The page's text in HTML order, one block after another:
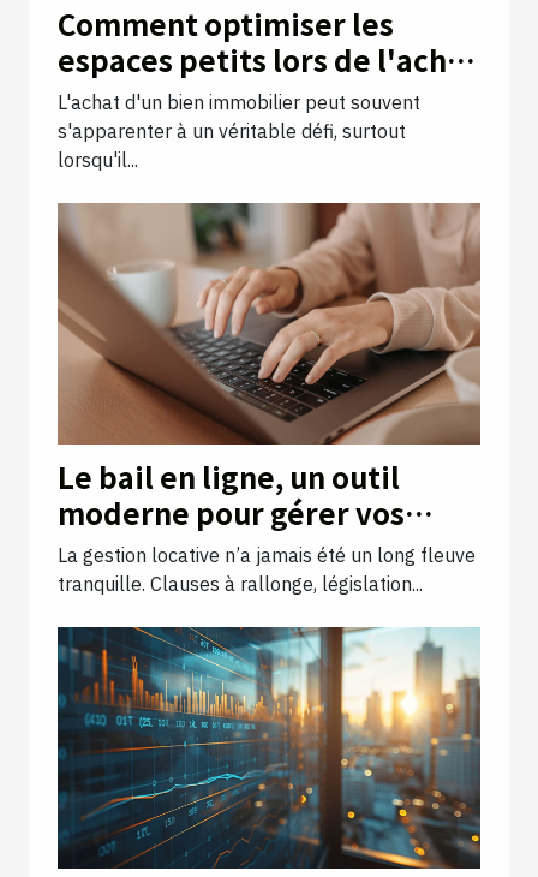
Comment optimiser les
espaces petits lors de l'achat
d'un bien immobilier
L'achat d'un bien immobilier peut souvent
s'apparenter à un véritable défi, surtout
lorsqu'il...
Le bail en ligne, un outil
moderne pour gérer vos
locations efficacement
La gestion locative n’a jamais été un long fleuve
tranquille. Clauses à rallonge, législation...